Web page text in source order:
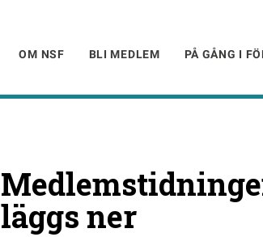
OM NSF BLI MEDLEM PÅ GÅNG I
läggs ner